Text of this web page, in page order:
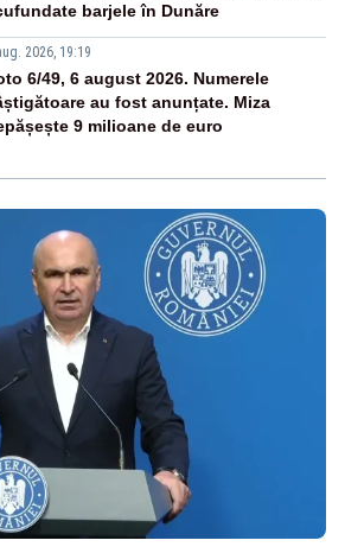
barjele în Dunăre
2026, 19:19
6/49, 6 august 2026. Numerele
au fost anunțate. Miza
9 milioane de euro